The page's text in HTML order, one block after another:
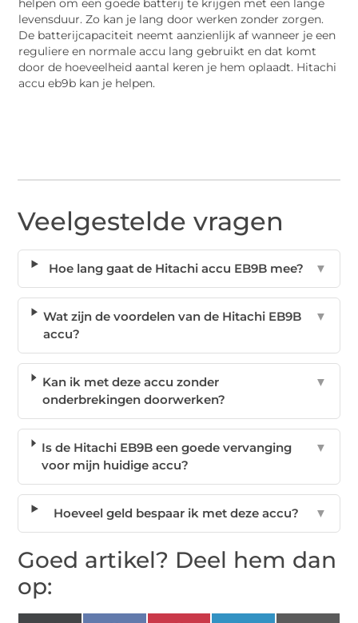
helpen om een goede batterij te krijgen met een lange
levensduur. Zo kan je lang door werken zonder zorgen.
De batterijcapaciteit neemt aanzienlijk af wanneer je een
reguliere en normale accu lang gebruikt en dat komt
door de hoeveelheid aantal keren je hem oplaadt. Hitachi
accu eb9b kan je helpen.
Veelgestelde vragen
Hoe lang gaat de Hitachi accu EB9B mee? ▼
Wat zijn de voordelen van de Hitachi EB9B
accu?
▼
Kan ik met deze accu zonder
onderbrekingen doorwerken?
▼
Is de Hitachi EB9B een goede vervanging
voor mijn huidige accu?
▼
Hoeveel geld bespaar ik met deze accu? ▼
Goed artikel? Deel hem dan
op: